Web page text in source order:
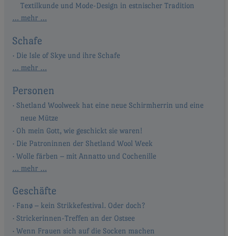
Textilkunde und Mode-Design in estnischer Tradition
… mehr …
Schafe
Die Isle of Skye und ihre Schafe
… mehr …
Personen
Shetland Woolweek hat eine neue Schirmherrin und eine
neue Mütze
Oh mein Gott, wie geschickt sie waren!
Die Patroninnen der Shetland Wool Week
Wolle färben – mit Annatto und Cochenille
… mehr …
Geschäfte
Fanø – kein Strikkefestival. Oder doch?
Strickerinnen-Treffen an der Ostsee
Wenn Frauen sich auf die Socken machen